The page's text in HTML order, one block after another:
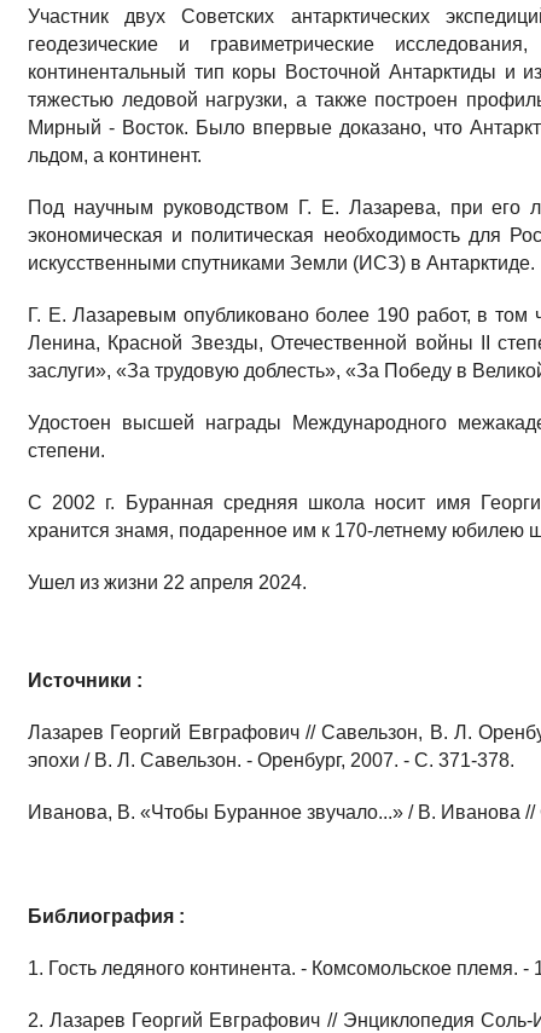
Участник двух Советских антарктических
геодезические и гравиметрические
континентальный тип коры Восточной Антарктиды и
тяжестью ледовой нагрузки, а также построен
Мирный - Восток. Было впервые доказано, что
льдом, а континент.
Под научным руководством Г. Е. Лазарева, при его
экономическая и политическая необходимость для
искусственными спутниками Земли (ИСЗ) в Антарктиде.
Г. Е. Лазаревым опубликовано более 190 работ, в
Ленина, Красной Звезды, Отечественной войны II
заслуги», «За трудовую доблесть», «За Победу в
Удостоен высшей награды Международного
степени.
С 2002 г. Буранная средняя школа носит имя
хранится знамя, подаренное им к 170-летнему юбилею
Ушел из жизни 22 апреля 2024.
Источники :
Лазарев Георгий Евграфович // Савельзон, В. Л.
эпохи / В. Л. Савельзон. - Оренбург, 2007. - С. 371-378.
Иванова, В. «Чтобы Буранное звучало...» / В. Иванова
Библиография :
1. Гость ледяного континента. - Комсомольское племя. -
2. Лазарев Георгий Евграфович // Энциклопедия